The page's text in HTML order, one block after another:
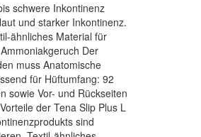
schwere Inkontinenz
und starker Inkontinenz.
ähnliches Material für
Der
muss Anatomische
für Hüftumfang: 92
sowie Vor- und Rückseiten
der Tena Slip Plus L
sind